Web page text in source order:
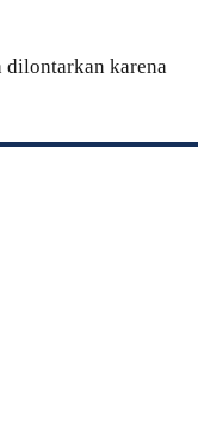
dilontarkan karena